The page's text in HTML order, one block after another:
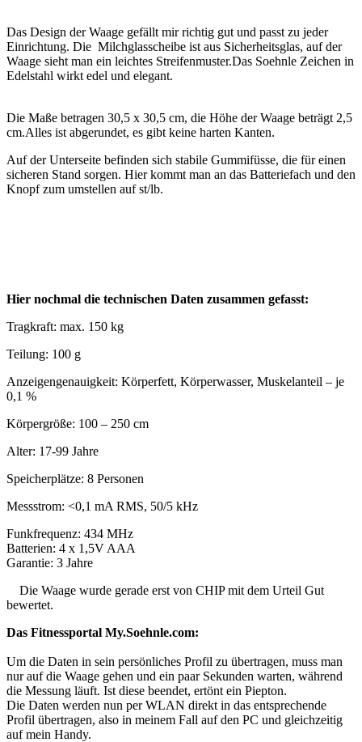
Das Design der Waage gefällt mir richtig gut und passt zu jeder
Einrichtung. Die Milchglasscheibe ist aus Sicherheitsglas, auf der
Waage sieht man ein leichtes Streifenmuster.Das Soehnle Zeichen in
Edelstahl wirkt edel und elegant.
Die Maße betragen 30,5 x 30,5 cm, die Höhe der Waage beträgt 2,5
cm.Alles ist abgerundet, es gibt keine harten Kanten.
Auf der Unterseite befinden sich stabile Gummifüsse, die für einen
sicheren Stand sorgen. Hier kommt man an das Batteriefach und den
Knopf zum umstellen auf st/lb.
Hier nochmal die technischen Daten zusammen gefasst:
Tragkraft: max. 150 kg
Teilung: 100 g
Anzeigengenauigkeit: Körperfett, Körperwasser, Muskelanteil – je
0,1 %
Körpergröße: 100 – 250 cm
Alter: 17-99 Jahre
Speicherplätze: 8 Personen
Messstrom: <0,1 mA RMS, 50/5 kHz
Funkfrequenz: 434 MHz
Batterien: 4 x 1,5V AAA
Garantie: 3 Jahre
Die Waage wurde gerade erst von CHIP mit dem Urteil Gut
bewertet.
Das Fitnessportal My.Soehnle.com:
Um die Daten in sein persönliches Profil zu übertragen, muss man
nur auf die Waage gehen und ein paar Sekunden warten, während
die Messung läuft. Ist diese beendet, ertönt ein Piepton.
Die Daten werden nun per WLAN direkt in das entsprechende
Profil übertragen, also in meinem Fall auf den PC und gleichzeitig
auf mein Handy.